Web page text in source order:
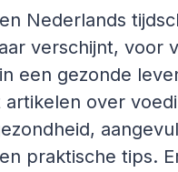
Nederlands
verschijnt, voor
een gezonde
artikelen over
praktische tips.